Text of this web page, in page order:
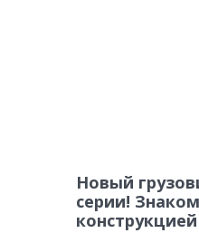
Новый
серии!
конструкцией